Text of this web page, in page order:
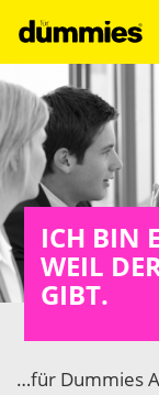
zum
Inhalt
ICH BIN
WEIL
GIBT.
…für Dummies